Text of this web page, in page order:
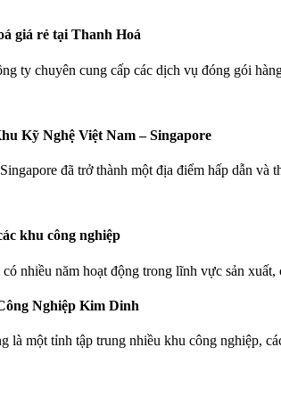
giá rẻ tại Thanh Hoá
ty chuyên cung cấp các dịch vụ đóng gói
Kỹ Nghệ Việt Nam – Singapore
đã trở thành một địa điểm hấp dẫn và
khu công nghiệp
nhiều năm hoạt động trong lĩnh vực sản xuất,
Nghiệp Kim Dinh
là một tỉnh tập trung nhiều khu công nghiệp,